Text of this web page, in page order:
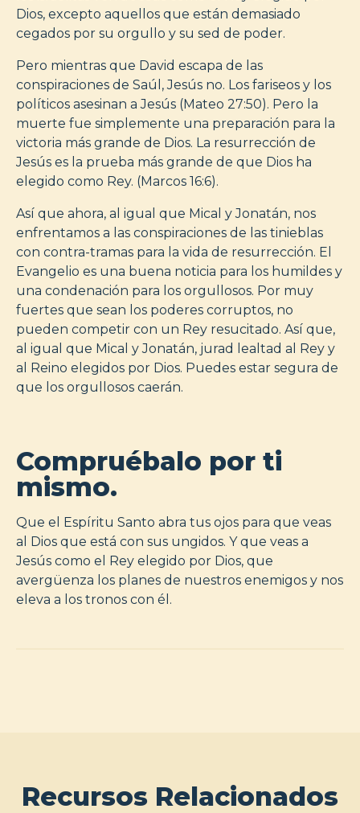
Dios, excepto aquellos que están demasiado
cegados por su orgullo y su sed de poder.
Pero mientras que David escapa de las
conspiraciones de Saúl, Jesús no. Los fariseos y los
políticos asesinan a Jesús (Mateo 27:50). Pero la
muerte fue simplemente una preparación para la
victoria más grande de Dios. La resurrección de
Jesús es la prueba más grande de que Dios ha
elegido como Rey. (Marcos 16:6).
Así que ahora, al igual que Mical y Jonatán, nos
enfrentamos a las conspiraciones de las tinieblas
con contra-tramas para la vida de resurrección. El
Evangelio es una buena noticia para los humildes y
una condenación para los orgullosos. Por muy
fuertes que sean los poderes corruptos, no
pueden competir con un Rey resucitado. Así que,
al igual que Mical y Jonatán, jurad lealtad al Rey y
al Reino elegidos por Dios. Puedes estar segura de
que los orgullosos caerán.
Compruébalo por ti
mismo.
Que el Espíritu Santo abra tus ojos para que veas
al Dios que está con sus ungidos. Y que veas a
Jesús como el Rey elegido por Dios, que
avergüenza los planes de nuestros enemigos y nos
eleva a los tronos con él.
Recursos Relacionados